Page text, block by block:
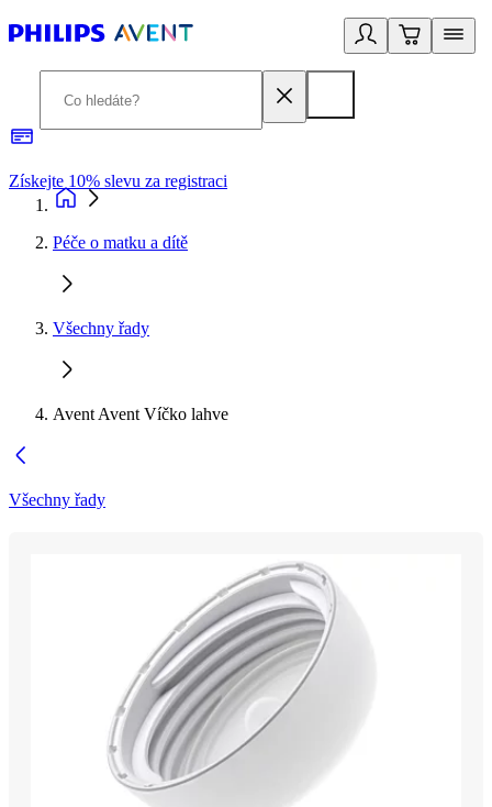
Získejte 10% slevu za registraci
Péče o matku a dítě
Všechny řady
Avent Avent Víčko lahve
Všechny řady